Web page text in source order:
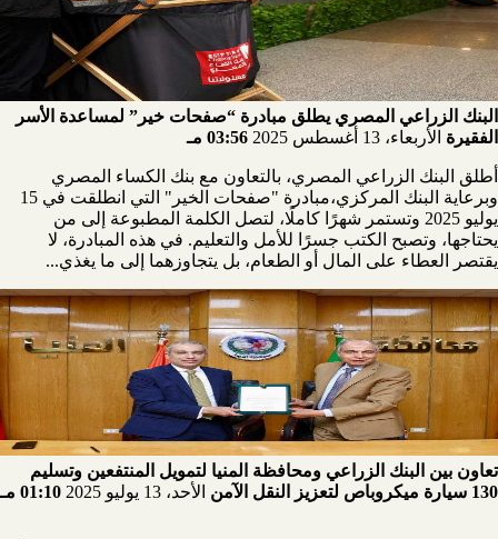
البنك الزراعي المصري يطلق مبادرة “صفحات خير” لمساعدة الأسر
الفقيرة الأربعاء، 13 أغسطس 2025 03:56 مـ
أطلق البنك الزراعي المصري، بالتعاون مع بنك الكساء المصري
وبرعاية البنك المركزي،مبادرة "صفحات الخير" التي انطلقت في 15
يوليو 2025 وتستمر شهرًا كاملًا، لتصل الكلمة المطبوعة إلى من
يحتاجها، وتصبح الكتب جسرًا للأمل والتعليم. في هذه المبادرة، لا
يقتصر العطاء على المال أو الطعام، بل يتجاوزهما إلى ما يغذي...
تعاون بين البنك الزراعي ومحافظة المنيا لتمويل المنتفعين وتسليم
130 سيارة ميكروباص لتعزيز النقل الآمن
الأحد، 13 يوليو 2025 01:10 مـ